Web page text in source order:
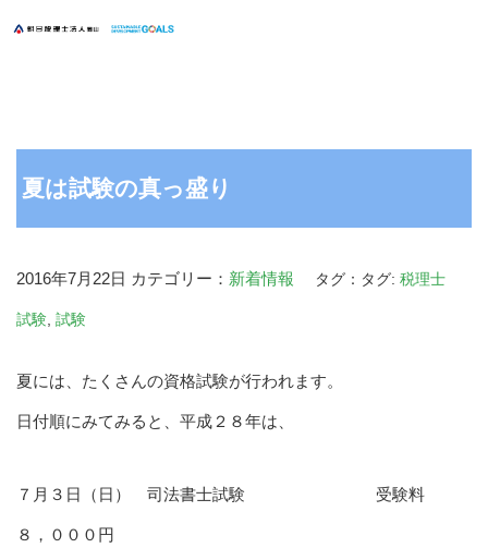
夏は試験の真っ盛り
2016年7月22日 カテゴリー： 新着情報 タグ：タグ: 税理士
試験 試験
夏には、たくさんの資格試験が行われます。
日付順にみてみると、平成２８年は、
７月３日（日） 司法書士試験 受験料
８，０００円